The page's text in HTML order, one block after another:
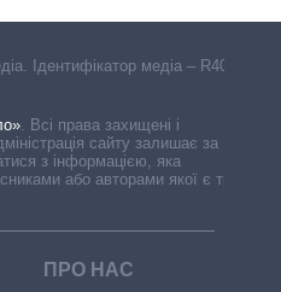
Ідентифікатор медіа – R40-
. Всі права захищені і
сайту залишає за
з інформацією, яка
або авторами якої є треті
ПРО НАС